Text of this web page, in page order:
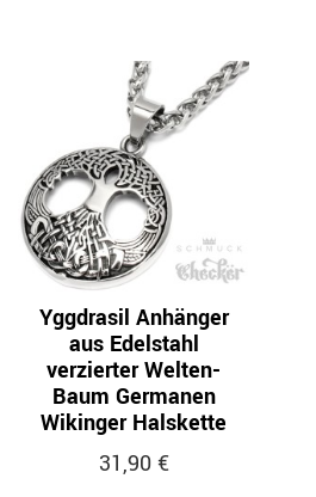
Yggdrasil Anhänger
aus Edelstahl
verzierter Welten-
Baum Germanen
Wikinger Halskette
31,90 €